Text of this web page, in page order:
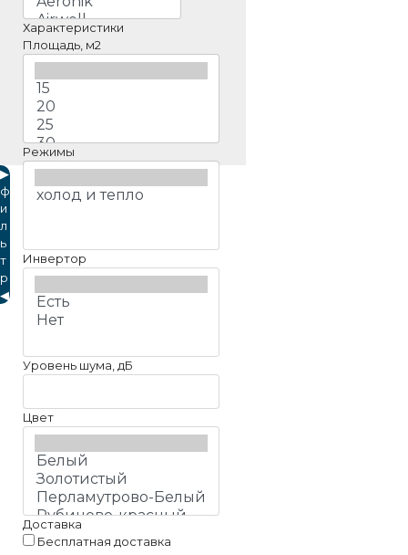
Характеристики
Площадь, м2
Режимы
Инвертор
Уровень шума, дБ
Цвет
Доставка
Бесплатная доставка
▶
ф
и
л
ь
т
р
◀